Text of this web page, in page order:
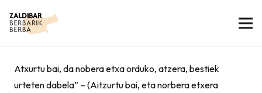
Atxurtu bai, da nobera etxa orduko, atzera, bestiek
urteten dabela” – (Aitzurtu bai, eta norbera etxera